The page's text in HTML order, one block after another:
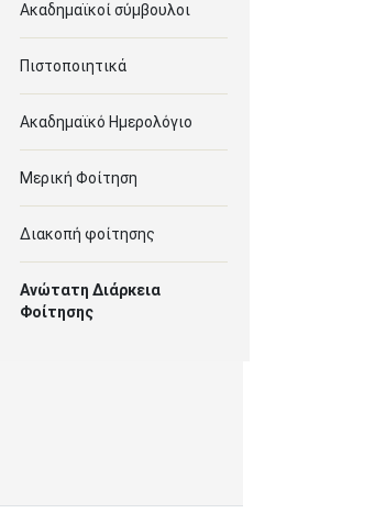
φοιτητές/τριες που κατά το
διάρκειας φοίτησης εκκινεί
προσαυξημένα κατά
ακαδημαϊκό έτος 2026-2027
τριες που κατά το
σπουδών τους χρόνος ίσος
του ακαδημαϊκού έτους 2021-
ακαδημαϊκό έτος 2024-2025
Ακαδημαϊκοί σύμβουλοι
Πιστοποιητικά
Ακαδημαϊκό Ημερολόγιο
Μερική Φοίτηση
Διακοπή φοίτησης
Ανώτατη Διάρκεια
Φοίτησης